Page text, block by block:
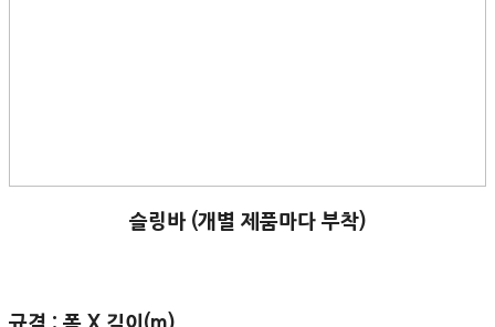
슬링바 (개별 제품마다 부착)